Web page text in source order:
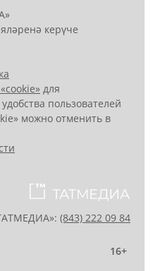
керүче
для
пользователей
можно отменить в
(843) 222 09 84
16+